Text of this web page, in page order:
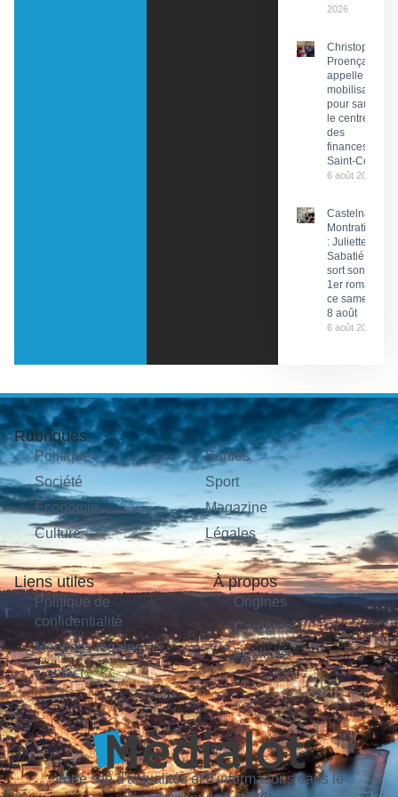
2026
Christophe
Proença
appelle à la
mobilisation
pour sauver
le centre
des
finances de
Saint-Céré
6 août 2026
Castelnau-
Montratier
: Juliette
Sabatié
sort son
1er roman
ce samedi
8 août
6 août 2026
Rubriques
Politique
Société
Économie
Culture
Sorties
Sport
Magazine
Légales
Liens utiles
Politique de
confidentialité
Mentions légales
Contact
À propos
Origines
Carrières
Publicité
Votre site d'actualités et d'informations dans le